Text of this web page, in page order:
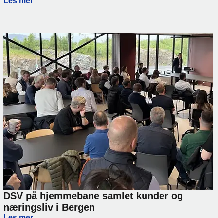
DSV på hjemmebane samlet kunder og
næringsliv i Bergen